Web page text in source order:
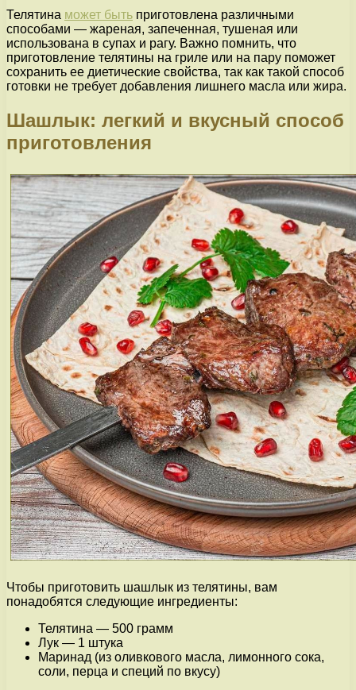
Телятина может быть приготовлена различными
способами — жареная, запеченная, тушеная или
использована в супах и рагу. Важно помнить, что
приготовление телятины на гриле или на пару поможет
сохранить ее диетические свойства, так как такой способ
готовки не требует добавления лишнего масла или жира.
Шашлык: легкий и вкусный способ
приготовления
Чтобы приготовить шашлык из телятины, вам
понадобятся следующие ингредиенты:
Телятина — 500 грамм
Лук — 1 штукa
Маринад (из оливкового масла, лимонного сока,
соли, перца и специй по вкусу)